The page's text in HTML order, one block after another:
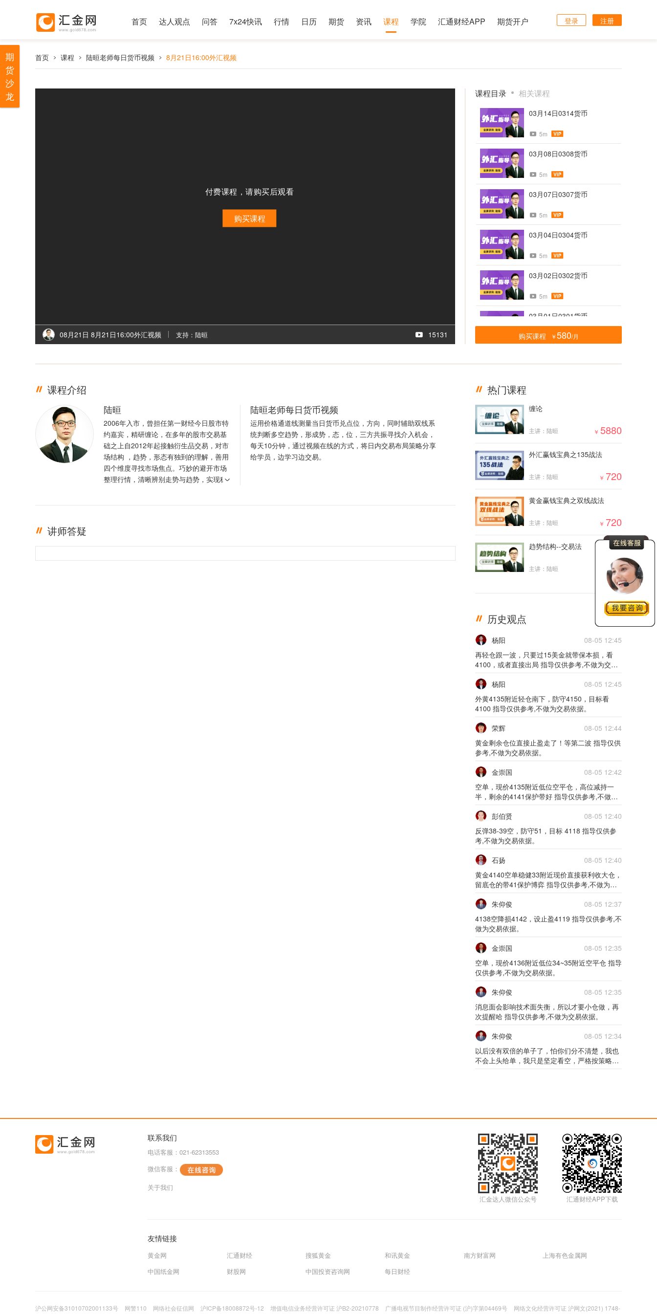
首页 达人观点 问答 7x24快讯 行情 日历 期货 资讯 课程 学院 汇通财经APP 期货开户 登录 注册
首页 课程 陆晅老师每日货币视频 8月21日16:00外汇视频
付费课程，请购买后观看
购买课程
08月21日 8月21日16:00外汇视频 支持：陆晅 15131
课程目录 相关课程
03月14日0314货币
5m
03月08日0308货币
5m
03月07日0307货币
5m
03月04日0304货币
5m
03月02日0302货币
5m
03月01日0301货币
5m
5m
02月17日0217货币
5m
02月16日0216货币
02月11日0211货币
5m
02月10日0210货币
5m
5m
01月28日0128货币
5m
01月27日0127货币
01月26日0126货币
01月25日0125货币
01月24日0124货币
01月21日0121外汇
01月20日0120外汇
5m
01月19日0119外汇
5m
01月14日0114外汇
5m
购买课程 ￥580/月
课程介绍
陆晅
2006年入市，曾担任第一财经今日股市特
约嘉宾，精研缠论，在多年的股市交易基
础之上自2012年起接触衍生品交易，对市
场结构 ，趋势，形态有独到的理解，善用
四个维度寻找市场焦点。巧妙的避开市场
整理行情，清晰辨别走势与趋势，实现稳
陆晅老师每日货币视频
运用价格通道线测量当日货币兑点位，方向，同时辅助双线系
统判断多空趋势，形成势，态，位，三方共振寻找介入机会，
每天10分钟，通过视频在线的方式，将日内交易布局策略分享
给学员，边学习边交易。
讲师答疑
热门课程
缠论
主讲：陆晅 ￥ 5880
外汇赢钱宝典之135战法
主讲：陆晅 ￥ 720
黄金赢钱宝典之双线战法
主讲：陆晅 ￥ 720
趋势结构--交易法
主讲：陆晅 2000
历史观点 更多
杨阳
08-05 12:45
再轻仓跟一波，只要过15美金就带保本损，看
4100，或者直接出局 指导仅供参考,不做为交易
依据。
杨阳
08-05 12:45
外黄4135附近轻仓南下，防守4150，目标看
4100 指导仅供参考,不做为交易依据。
荣辉
08-05 12:44
黄金剩余仓位直接止盈走了！等第二波 指导仅供
参考,不做为交易依据。
金崇国
08-05 12:42
空单，现价4135附近低位空平仓，高位减持一
半，剩余的4141保护带好 指导仅供参考,不做为
交易依据。
彭伯贤
08-05 12:40
反弹38-39空，防守51，目标 4118 指导仅供参
考,不做为交易依据。
石扬
08-05 12:40
黄金4140空单稳健33附近现价直接获利收大仓，
留底仓的带41保护博弈 指导仅供参考,不做为交
易依据。
朱仰俊
08-05 12:37
4138空降损4142，设止盈4119 指导仅供参考,不
做为交易依据。
金崇国
08-05 12:35
空单，现价4136附近低位34~35附近空平仓 指导
仅供参考,不做为交易依据。
朱仰俊
08-05 12:35
消息面会影响技术面失衡，所以才要小仓做，再
次提醒哈 指导仅供参考,不做为交易依据。
朱仰俊
08-05 12:34
以后没有双倍的单子了，怕你们分不清楚，我也
不会上头给单，我只是坚定看空，严格按策略的
仓位做 指导仅供参考,不做为交易依据。
联系我们
电话客服：021-62313553
微信客服：
关于我们
汇通财经APP下载
汇金达人微信公众号
友情链接
黄金网 汇通财经 搜狐黄金 和讯黄金 南方财富网
上海有色金属网
中国纸金网
财股网 中国投资咨询网 每日财经
沪公网安备31010702001133号 网警110 网络社会征信网 沪ICP备18008872号-12 增值电信业务经营许可证 沪B2-20210778 广播电视节目制作经营许可证 (沪)字第04469号 网络文化经营许可证 沪网文(2021) 1748-
期
货
沙
龙